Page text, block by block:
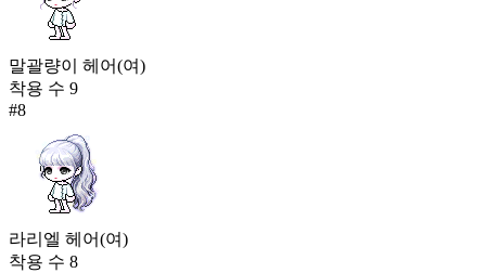
말괄량이 헤어(여)
착용 수 9
#8
라리엘 헤어(여)
착용 수 8